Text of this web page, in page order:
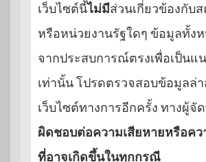
เว็บไซต์นี้ไม่มีส่วนเกี่ยวข้องกับ
หรือหน่วยงานรัฐใดๆ ข้อมูลทั้ง
จากประสบการณ์ตรงเพื่อเป็นแ
เท่านั้น โปรดตรวจสอบข้อมูลล่
เว็บไซต์ทางการอีกครั้ง ทางผู้จั
ผิดชอบต่อความเสียหายหรือค
ที่อาจเกิดขึ้นในทุกกรณี